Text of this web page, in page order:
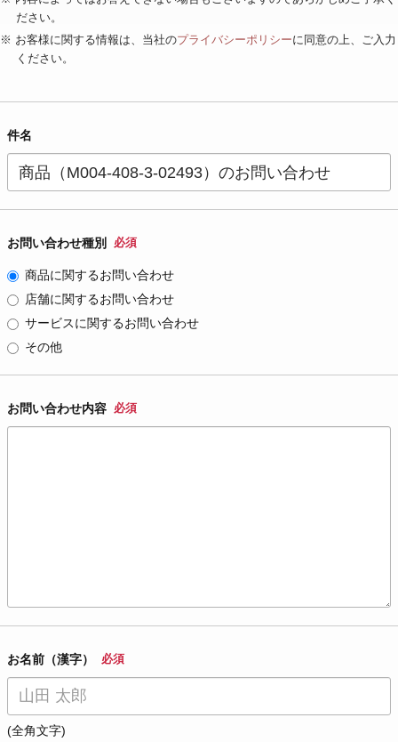
ださい。
※ お客様に関する情報は、当社のプライバシーポリシーに同意の上、ご入力
ください。
件名
お問い合わせ種別 必須
商品に関するお問い合わせ
店舗に関するお問い合わせ
サービスに関するお問い合わせ
その他
お問い合わせ内容 必須
お名前（漢字） 必須
(全角文字)